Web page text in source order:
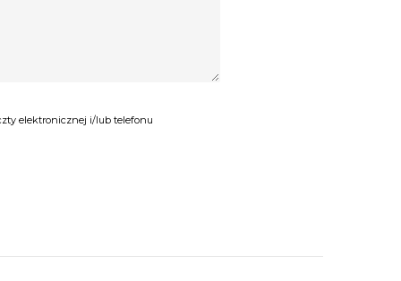
elektronicznej i/lub telefonu